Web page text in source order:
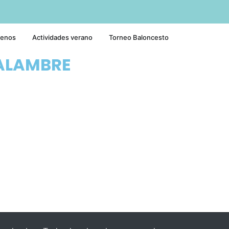
Actividades verano Torneo Baloncesto